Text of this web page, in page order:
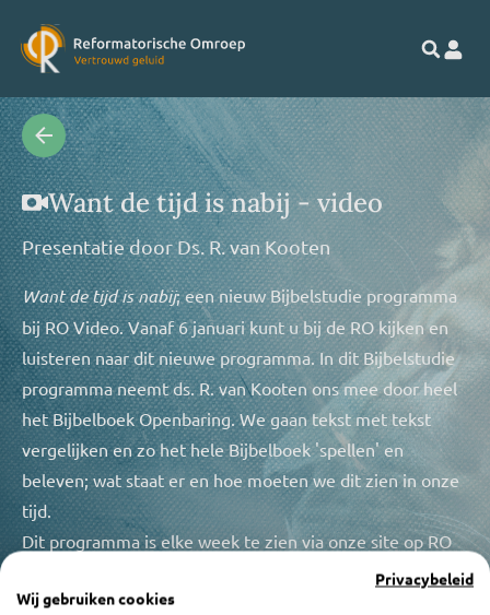
Want de tijd is nabij - video
Presentatie doorDs. R. van Kooten
Want de tijd is nabij; een nieuw Bijbelstudie programma
bij RO Video. Vanaf 6 januari kunt u bij de RO kijken en
luisteren naar dit nieuwe programma. In dit Bijbelstudie
programma neemt ds. R. van Kooten ons mee door heel
het Bijbelboek Openbaring. We gaan tekst met tekst
vergelijken en zo het hele Bijbelboek 'spellen' en
beleven; wat staat er en hoe moeten we dit zien in onze
tijd.
Dit programma is elke week te zien via onze site op RO
Video, elke zaterdag komt er een nieuwe aflevering
beschikbaar. U kunt dit programma ook luisteren via RO
Privacybeleid
Wij gebruiken cookies